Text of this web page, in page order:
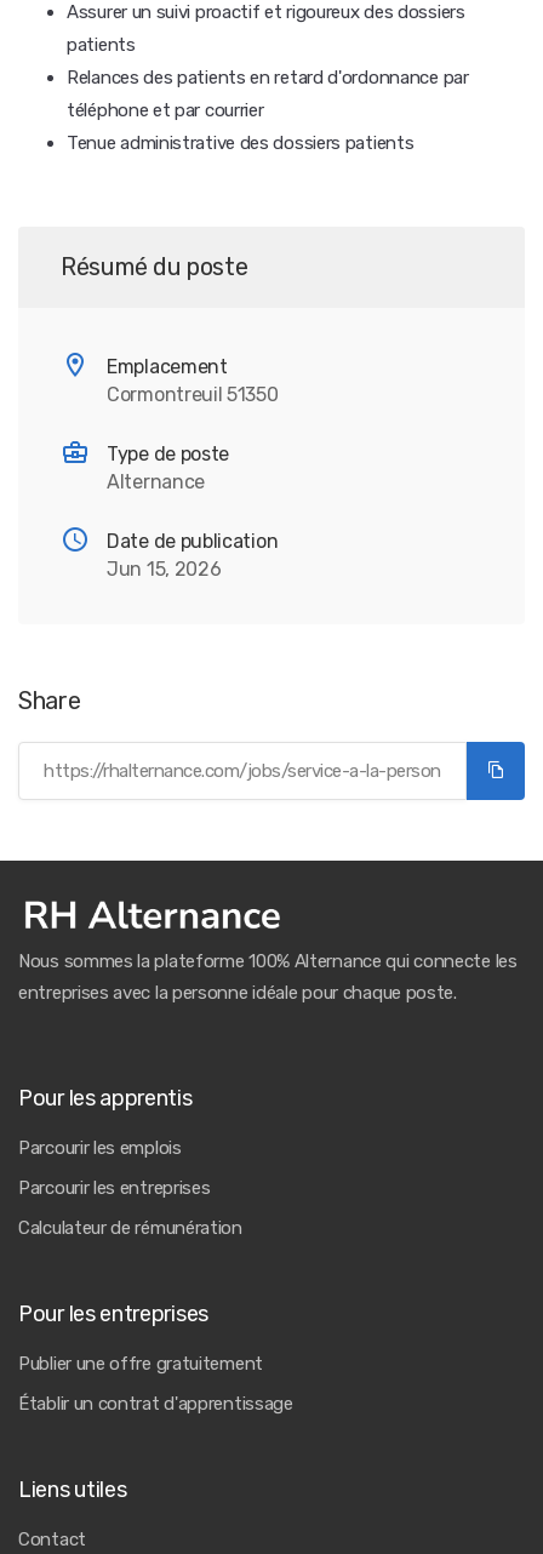
Assurer un suivi proactif et rigoureux des dossiers
patients
Relances des patients en retard d'ordonnance par
téléphone et par courrier
Tenue administrative des dossiers patients
Résumé du poste
Emplacement
Cormontreuil 51350
Type de poste
Alternance
Date de publication
Jun 15, 2026
Share
Nous sommes la plateforme 100% Alternance qui connecte les
entreprises avec la personne idéale pour chaque poste.
Pour les apprentis
Parcourir les emplois
Parcourir les entreprises
Calculateur de rémunération
Pour les entreprises
Publier une offre gratuitement
Établir un contrat d'apprentissage
Liens utiles
Contact